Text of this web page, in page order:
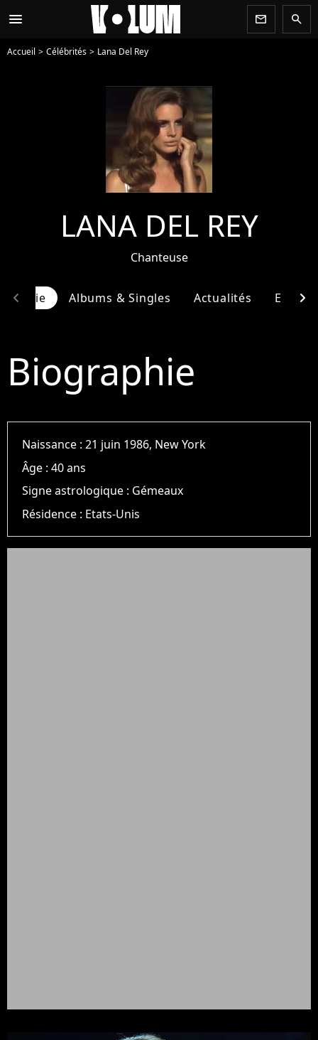
menu newsletter search
Accueil Célébrités Lana Del Rey
LANA DEL REY
Chanteuse
Albums & Singles Actualités
chevron_left chevron_right
Biographie
Naissance :21 juin 1986, New York
Âge :40 ans
Signe astrologique : Gémeaux
Résidence : Etats-Unis